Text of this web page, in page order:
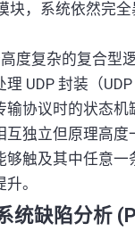
块，系统依然完
度复杂的复合型
UDP 封装（UDP
协议时的状态机
互独立但原理高度
够触及其中任意一
。
统缺陷分析